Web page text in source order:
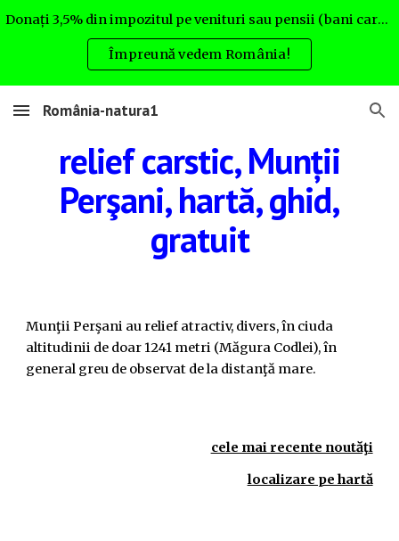
Skip to main content
Donați 3,5% din impozitul pe venituri sau pensii (bani care altfel nu rămân la Dvs.) pentru România natura. Uite cum:
Împreună vedem România!
România-natura1
relief carstic,Munții
Perşani, hartă, ghid,
gratuit
Munţii Perşani au relief atractiv, divers, în ciuda
altitudinii de doar 1241 metri (Măgura Codlei), în
general greu de observat de la distanţă mare.
cele mai recente noutăţi
localizare pe hartă